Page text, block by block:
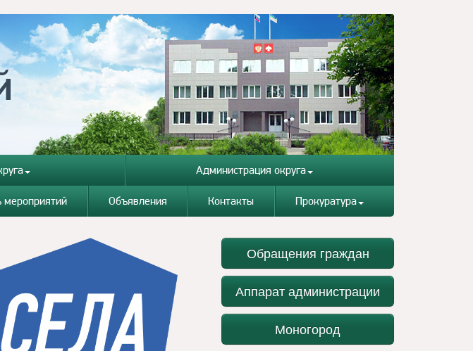
Администрация округа
мероприятий Объявления Контакты Прокуратура
Обращения граждан
Аппарат администрации
Моногород